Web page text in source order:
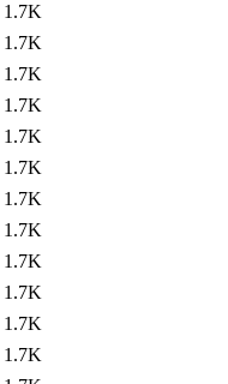
1.7K
1.7K
1.7K
1.7K
1.7K
1.7K
1.7K
1.7K
1.7K
1.7K
1.7K
1.7K